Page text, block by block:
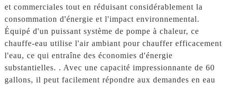
et commerciales tout en réduisant considérablement la
consommation d'énergie et l'impact environnemental.
Équipé d'un puissant système de pompe à chaleur, ce
chauffe-eau utilise l'air ambiant pour chauffer efficacement
l'eau, ce qui entraîne des économies d'énergie
substantielles. . Avec une capacité impressionnante de 60
gallons, il peut facilement répondre aux demandes en eau